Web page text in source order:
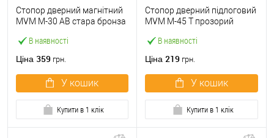
В наявності
Стопор дверний магнітний
MVM M-30 AB стара бронза
Ціна 359 грн.
У кошик
Купити в 1 клік
В наявності
Стопор дверний підлоговий
MVM M-45 T прозорий
Ціна 219 грн.
У кошик
Купити в 1 клік